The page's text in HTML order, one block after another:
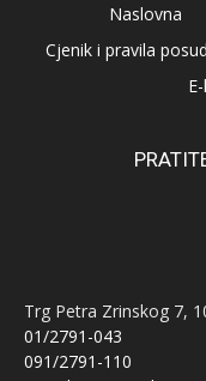
Naslovna
Cjenik i pravila
Trg Petra Zrinskog 7,
01/2791-043
091/2791-110